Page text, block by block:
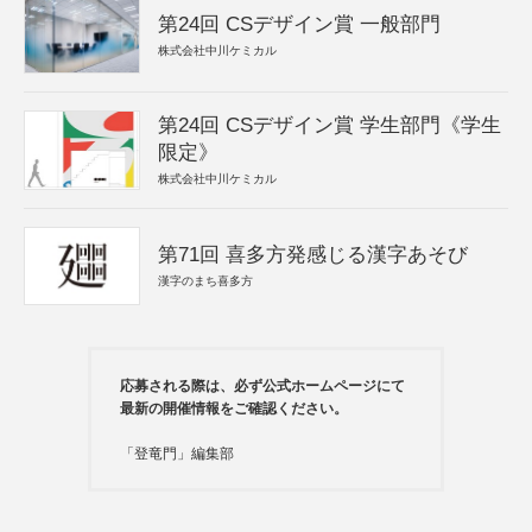
第24回 CSデザイン賞 一般部門
株式会社中川ケミカル
第24回 CSデザイン賞 学生部門《学生
限定》
株式会社中川ケミカル
第71回 喜多方発感じる漢字あそび
漢字のまち喜多方
応募される際は、必ず公式ホームページにて
最新の開催情報をご確認ください。
「登竜門」編集部